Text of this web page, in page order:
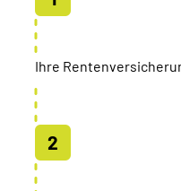
Ihre